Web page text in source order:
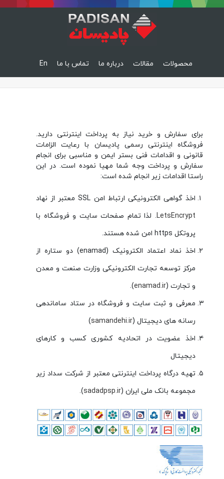
محصولات مقالات درباره ما تماس با ما En
برای سفارش و خرید نیاز به پرداخت اینترنتی دارید.
فروشگاه اینترنتی رسمی پادیسان با رعایت الزامات
قانونی و اقدامات فنی بستر ایمن و مناسبی برای انجام
سفارش و پرداخت وجه شما مهیا نموده است. در این
راستا اقدامات زیر انجام شده است:
اخذ گواهی الکترونیکی ارتباط امن SSL معتبر از نهاد
LetsEncrypt. لذا تمام صفحات سایت و فروشگاه با
پروتکل https امن شده هستند.
اخذ نماد اعتماد الکترونیک (enamad) دو ستاره از
مرکز توسعه تجارت الکترونیکی وزارت صنعت و معدن
و تجارت (enamad.ir
).
معرفی و ثبت سایت و فروشگاه در ستاد ساماندهی
رسانه های دیجیتال (samandehi.ir
)
اخذ عضویت در اتحادیه کشوری کسب و کارهای
دیجیتال
تهیه درگاه پرداخت اینترنتی معتبر از شرکت سداد زیر
مجموعه بانک ملی ایران (sadadpsp.ir
).